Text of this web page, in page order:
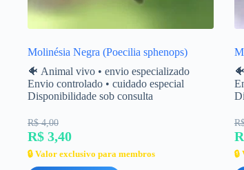
Molinésia Negra (Poecilia sphenops)
🐠 Animal vivo • envio especializado
Envio controlado • cuidado especial
Disponibilidade sob consulta
R$ 4,00
R$ 3,40
🔒 Valor exclusivo para membros